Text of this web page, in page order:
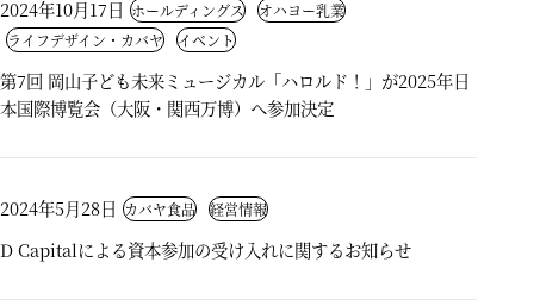
2024年10月17日 ホールディングス
オハヨー乳業
ライフデザイン・カバヤ
イベント
第7回 岡山子ども未来ミュージカル「ハロルド！」が2025年日
本国際博覧会（大阪・関西万博）へ参加決定
2024年5月28日 カバヤ食品 経営情報
D Capitalによる資本参加の受け入れに関するお知らせ